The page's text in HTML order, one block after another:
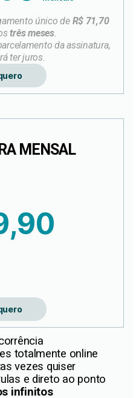
único de R$ 71,70
três meses.
da assinatura,
ter juros.
MENSAL
totalmente online
vezes quiser
e direto ao ponto
infinitos